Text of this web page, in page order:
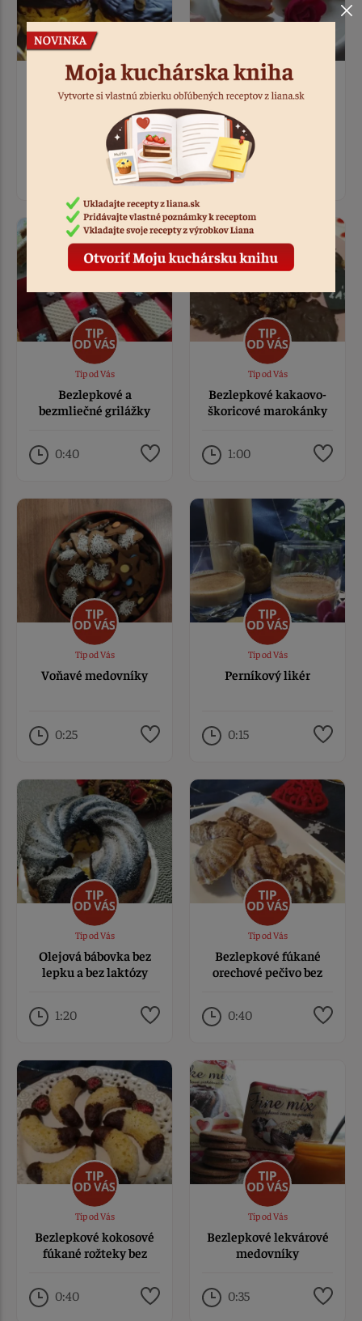
Tip od Vás
Bezlepkové išelské
tortičky
Tip od Vás
Bezlepkové punčové
rohlíčky
0:40
Tip od Vás
Bezlepkové a
bezmliečné grilážky
0:40
Tip od Vás
Bezlepkové kakaovo-
škoricové marokánky
1:00
Tip od Vás
Voňavé medovníky
0:25
Tip od Vás
Perníkový likér
0:15
Tip od Vás
Olejová bábovka bez
lepku a bez laktózy
1:20
Tip od Vás
Bezlepkové fúkané
orechové pečivo bez
0:40
Tip od Vás
Bezlepkové kokosové
fúkané rožteky bez
0:40
Tip od Vás
Bezlepkové lekvárové
medovníky
0:35